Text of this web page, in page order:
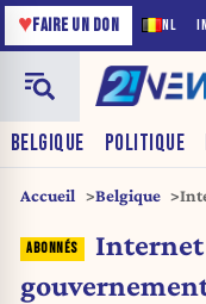
NL
♥FAIRE UN DON
BELGIQUE POLITIQUE
Accueil Belgique
le
Internet